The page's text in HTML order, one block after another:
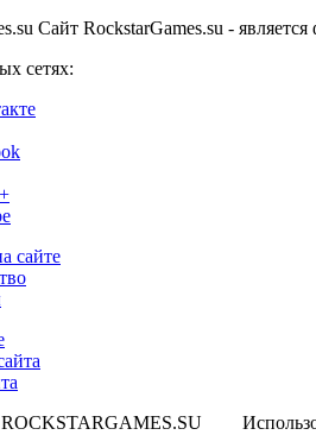
Сайт RockstarGames.su -
сетях:
сайте
ROCKSTARGAMES.SU